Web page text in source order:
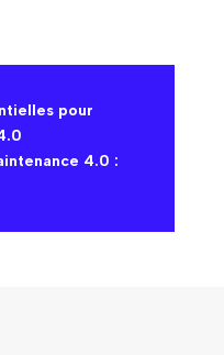
pour
4.0 :